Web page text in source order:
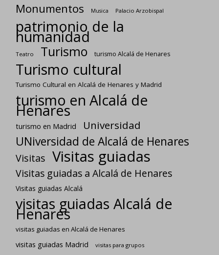
Monumentos Musica Palacio Arzobispal
patrimonio de la
humanidad
Teatro Turismo turismo Alcalá de Henares
Turismo cultural
Turismo Cultural en Alcalá de Henares y Madrid
turismo en Alcalá de
Henares
turismo en Madrid Universidad
UNiversidad de Alcalá de Henares
Visitas Visitas guiadas
Visitas guiadas a Alcalá de Henares
Visitas guiadas Alcalá
visitas guiadas Alcalá de
Henares
visitas guiadas en Alcalá de Henares
visitas guiadas Madrid visitas para grupos